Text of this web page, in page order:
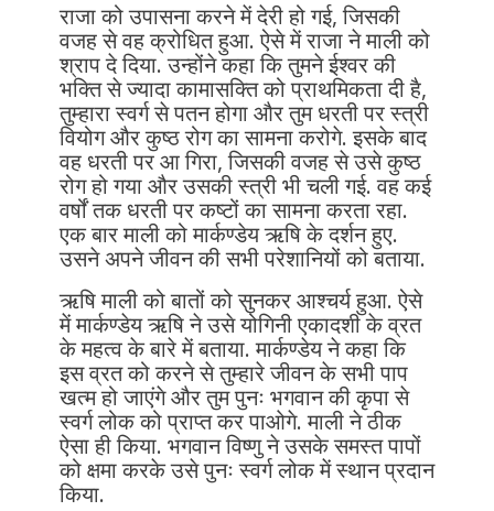
राजा को उपासना करने में देरी हो गई, जिसकी
वजह से वह क्रोधित हुआ. ऐसे में राजा ने माली को
श्राप दे दिया. उन्होंने कहा कि तुमने ईश्वर की
भक्ति से ज्यादा कामासक्ति को प्राथमिकता दी है,
तुम्हारा स्वर्ग से पतन होगा और तुम धरती पर स्त्री
वियोग और कुष्ठ रोग का सामना करोगे. इसके बाद
वह धरती पर आ गिरा, जिसकी वजह से उसे कुष्ठ
रोग हो गया और उसकी स्त्री भी चली गई. वह कई
वर्षों तक धरती पर कष्टों का सामना करता रहा.
एक बार माली को मार्कण्डेय ऋषि के दर्शन हुए.
उसने अपने जीवन की सभी परेशानियों को बताया.
ऋषि माली को बातों को सुनकर आश्चर्य हुआ. ऐसे
में मार्कण्डेय ऋषि ने उसे योगिनी एकादशी के व्रत
के महत्व के बारे में बताया. मार्कण्डेय ने कहा कि
इस व्रत को करने से तुम्हारे जीवन के सभी पाप
खत्म हो जाएंगे और तुम पुनः भगवान की कृपा से
स्वर्ग लोक को प्राप्त कर पाओगे. माली ने ठीक
ऐसा ही किया. भगवान विष्णु ने उसके समस्त पापों
को क्षमा करके उसे पुनः स्वर्ग लोक में स्थान प्रदान
किया.